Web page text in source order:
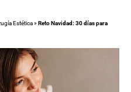
Estética»Reto Navidad: 30 días para